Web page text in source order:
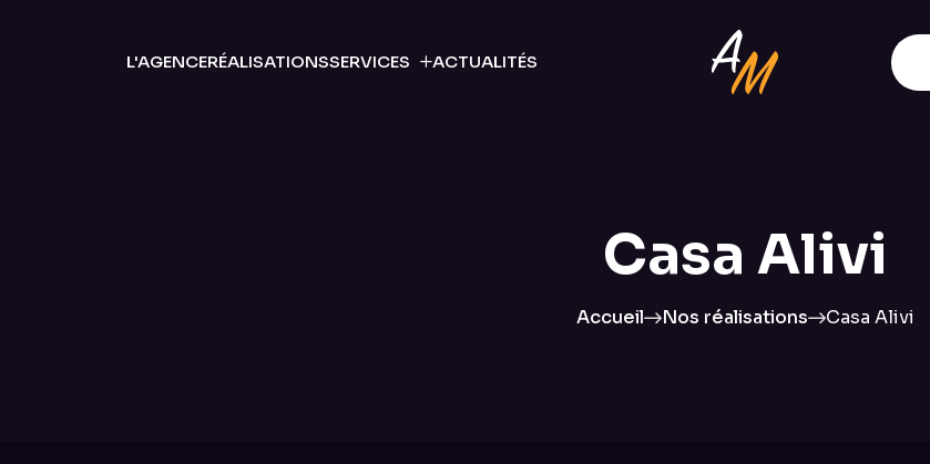
L'AGENCERÉALISATIONSSERVICES ACTUALITÉS
Casa Alivi
Accueil Nos réalisations Casa Alivi